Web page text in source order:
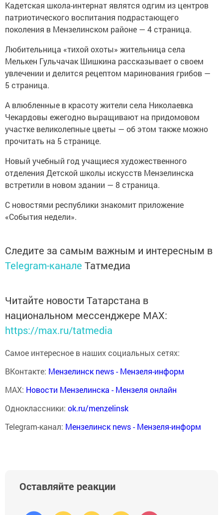
Кадетская школа-интернат являтся одгим из центров
патриотического воспитания подрастающего
поколения в Мензелинском районе — 4 страница.
Любительница «тихой охоты» жительница села
Мелькен Гульчачак Шишкина рассказывает о своем
увлечении и делится рецептом маринования грибов —
5 страница.
А влюбленные в красоту жители села Николаевка
Чекардовы ежегодно выращивают на придомовом
участке великолепные цветы — об этом также можно
прочитать на 5 странице.
Новый учебный год учащиеся художественного
отделения Детской школы искусств Мензелинска
встретили в новом здании — 8 страница.
С новостями республики знакомит приложение
«События недели».
Следите за самым важным и интересным в
Telegram-канале Татмедиа
Читайте новости Татарстана в
национальном мессенджере MАХ:
https://max.ru/tatmedia
Самое интересное в наших социальных сетях:
ВКонтакте: Мензелинск news - Мензеля-информ
MAX: Новости Мензелинска - Мензеля онлайн
Одноклассники: ok.ru/menzelinsk
Telegram-канал: Мензелинск news - Мензеля-информ
Оставляйте реакции